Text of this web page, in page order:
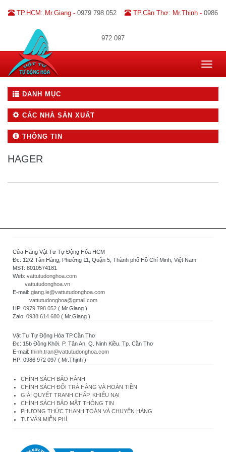
TP.HCM: Mr.Giang - 0979 798 052 TP.Cần Thơ: Mr.Thịnh - 0986
972 097
Toggle
DANH MỤC
CÁC NHÀ SẢN XUẤT
THÔNG TIN
HAGER
Cửa Hàng Vật Tư Tự Động Hóa HCM
Đc: 12/2 Tân Hàng, Phường 11, Quận 5, Thành phố Hồ Chí Minh, Việt Nam
MST: 8010574181
Web: vattutudonghoa.com
vattutudonghoa.vn
E-mail: giang.le@vattutudonghoa.com
vattutudonghoa@gmail.com
HP: 0979 798 052 ( Mr.Giang )
Zalo: 0938 614 680 ( Mr.Giang )
Vật Tư Tự Động Hóa TP.Cần Thơ
Đc: 15b Đồng Khởi. P. Tân An. Q. Ninh Kiều. Tp. Cần Thơ
E-mail: thinh.tran@vattutudonghoa.com
HP: 0986 972 097 ( Mr.Thịnh )
CHÍNH SÁCH BẢO HÀNH
CHÍNH SÁCH ĐỔI TRẢ HÀNG VÀ HOÀN TIỀN
GIẢI QUYẾT TRANH CHẤP, KHIẾU NẠI
CHÍNH SÁCH BẢO MẬT THÔNG TIN
PHƯƠNG THỨC THANH TOÁN VÀ CHUYỂN HÀNG
TƯ VẤN MIỄN PHÍ